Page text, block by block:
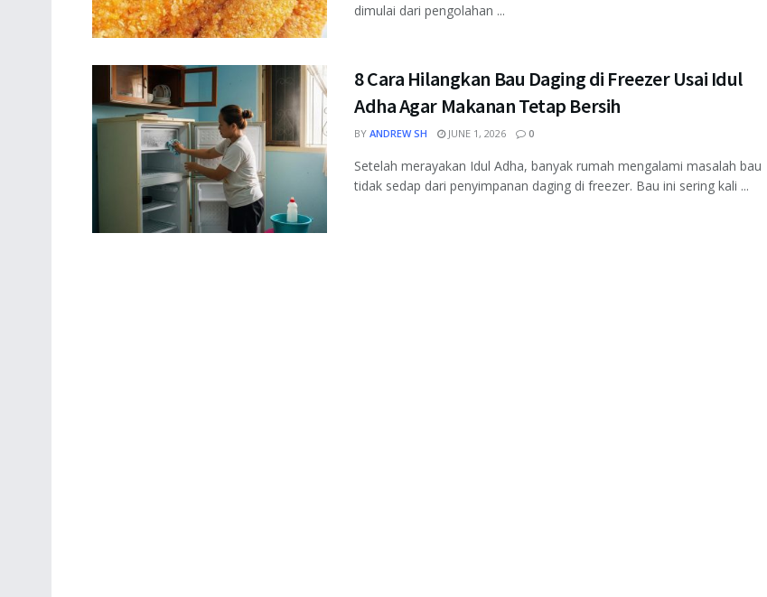
dimulai dari pengolahan ...
8 Cara Hilangkan Bau Daging di Freezer Usai Idul
Adha Agar Makanan Tetap Bersih
BY ANDREW SH JUNE 1, 2026 0
Setelah merayakan Idul Adha, banyak rumah mengalami masalah bau
tidak sedap dari penyimpanan daging di freezer. Bau ini sering kali ...